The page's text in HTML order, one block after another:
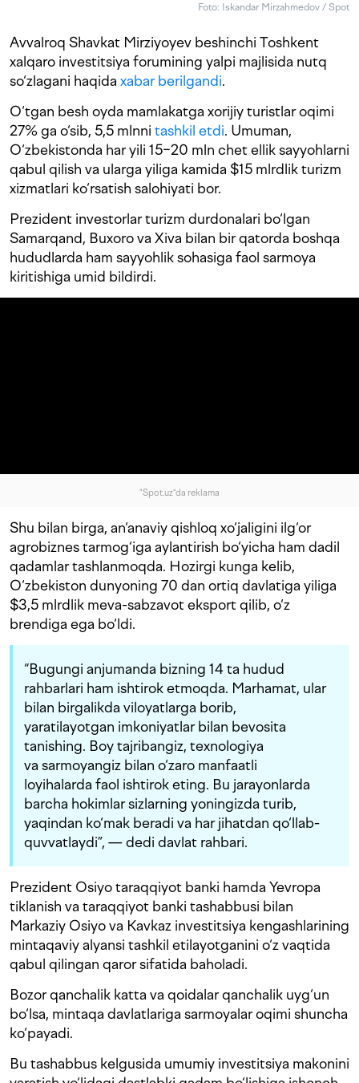
Foto: Iskandar Mirzahmedov / Spot
Avvalroq Shavkat Mirziyoyev beshinchi Toshkent
xalqaro investitsiya forumining yalpi majlisida nutq
so‘zlagani haqida xabar berilgandi.
O‘tgan besh oyda mamlakatga xorijiy turistlar oqimi
27% ga o‘sib, 5,5 mlnni tashkil etdi. Umuman,
O‘zbekistonda har yili 15−20 mln chet ellik sayyohlarni
qabul qilish va ularga yiliga kamida $15 mlrdlik turizm
xizmatlari ko‘rsatish salohiyati bor.
Prezident investorlar turizm durdonalari bo‘lgan
Samarqand, Buxoro va Xiva bilan bir qatorda boshqa
hududlarda ham sayyohlik sohasiga faol sarmoya
kiritishiga umid bildirdi.
"Spot.uz"da reklama
Shu bilan birga, an‘anaviy qishloq xo‘jaligini ilg‘or
agrobiznes tarmog‘iga aylantirish bo‘yicha ham dadil
qadamlar tashlanmoqda. Hozirgi kunga kelib,
O‘zbekiston dunyoning 70 dan ortiq davlatiga yiliga
$3,5 mlrdlik meva-sabzavot eksport qilib, o‘z
brendiga ega bo‘ldi.
“Bugungi anjumanda bizning 14 ta hudud
rahbarlari ham ishtirok etmoqda. Marhamat, ular
bilan birgalikda viloyatlarga borib,
yaratilayotgan imkoniyatlar bilan bevosita
tanishing. Boy tajribangiz, texnologiya
va sarmoyangiz bilan o‘zaro manfaatli
loyihalarda faol ishtirok eting. Bu jarayonlarda
barcha hokimlar sizlarning yoningizda turib,
yaqindan ko‘mak beradi va har jihatdan qo‘llab-
quvvatlaydi”, — dedi davlat rahbari.
Prezident Osiyo taraqqiyot banki hamda Yevropa
tiklanish va taraqqiyot banki tashabbusi bilan
Markaziy Osiyo va Kavkaz investitsiya kengashlarining
mintaqaviy alyansi tashkil etilayotganini o‘z vaqtida
qabul qilingan qaror sifatida baholadi.
Bozor qanchalik katta va qoidalar qanchalik uyg‘un
bo‘lsa, mintaqa davlatlariga sarmoyalar oqimi shuncha
ko‘payadi.
Bu tashabbus kelgusida umumiy investitsiya makonini